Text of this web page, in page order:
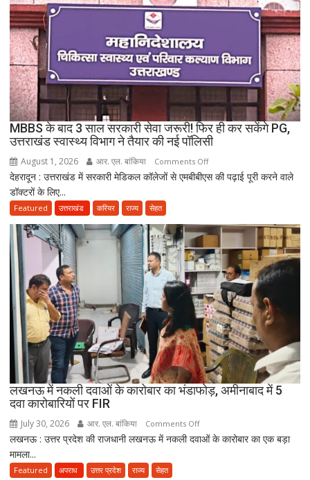
विवाद,
के
नाबालिग
का
दावा;
CWC
ने
जारी
किया
नोटिस
MBBS के बाद 3 साल सरकारी सेवा जरूरी! फिर ही कर सकेंगे PG,
उत्तराखंड स्वास्थ्य विभाग ने तैयार की नई पॉलिसी
August 1, 2026 आर. एल. बांकिया Comments Offon
MBBS
3
साल
सरकारी
सेवा
जरूरी!
फिर
ही
कर
सकेंगे
PG,
उत्तराखंड
स्वास्थ्य
तैयार
देहरादून : उत्तराखंड में सरकारी मेडिकल कॉलेजों से एमबीबीएस की पढ़ाई पूरी करने वाले
डॉक्टरों के लिए...
Featured उत्तराखंड करियर राज्य सेहत
लखनऊ में नकली दवाओं के कारोबार का भंडाफोड़, अमीनाबाद में 5
दवा कारोबारियों पर FIR
July 30, 2026 आर. एल. बांकिया Comments Offon
लखनऊ
लखनऊ : उत्तर प्रदेश की राजधानी लखनऊ में नकली दवाओं के कारोबार का एक बड़ा
मामला...
Featured अपराध उत्तर प्रदेश राज्य सेहत